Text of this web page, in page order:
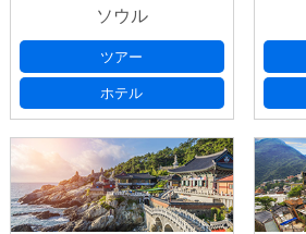
ソウル
ツアー
ホテル